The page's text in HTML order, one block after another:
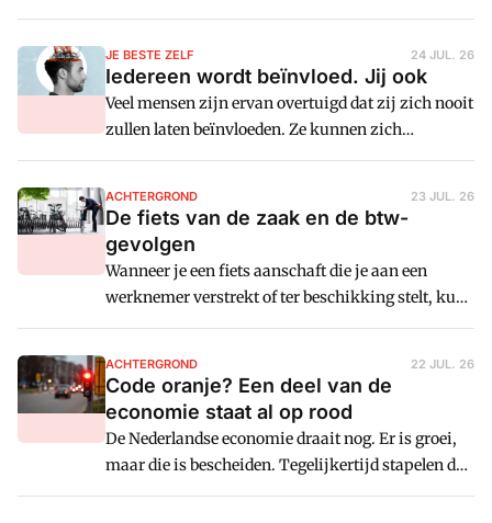
wordt volgens Giancarlo Gallant, Global Finance
vanzelfsprekend. Generatieve business
intelligence staat namelijk voor de deur.
JE BESTE ZELF 24 JUL. 26
Iedereen wordt beïnvloed. Jij ook
Veel mensen zijn ervan overtuigd dat zij zich nooit
zullen laten beïnvloeden. Ze kunnen zich
daarentegen wel heel goed voorstellen dat anderen
beïnvloeden? Job ten Bosch legt het uit.
ACHTERGROND 23 JUL. 26
De fiets van de zaak en de btw-
gevolgen
Wanneer je een fiets aanschaft die je aan een
werknemer verstrekt of ter beschikking stelt, kun
je de btw niet onbeperkt aftrekken en gelden er
ACHTERGROND 22 JUL. 26
Code oranje? Een deel van de
economie staat al op rood
De Nederlandse economie draait nog. Er is groei,
maar die is bescheiden. Tegelijkertijd stapelen de
risico's zich op: inflatie, hogere